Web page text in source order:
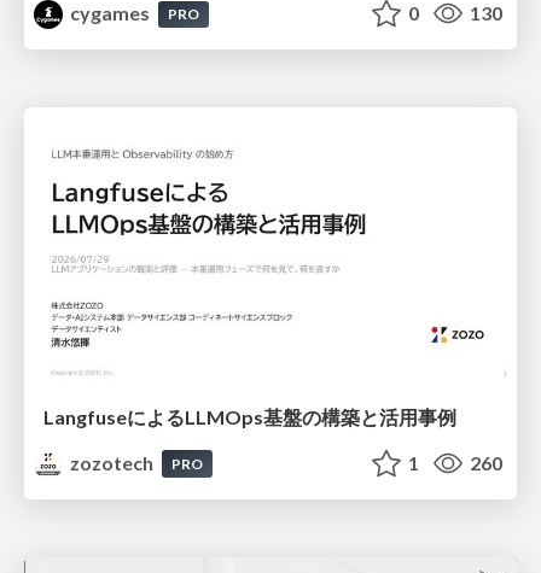
cygames
PRO 0 130
LangfuseによるLLMOps基盤の構築と活用事例
zozotech
PRO 1 260